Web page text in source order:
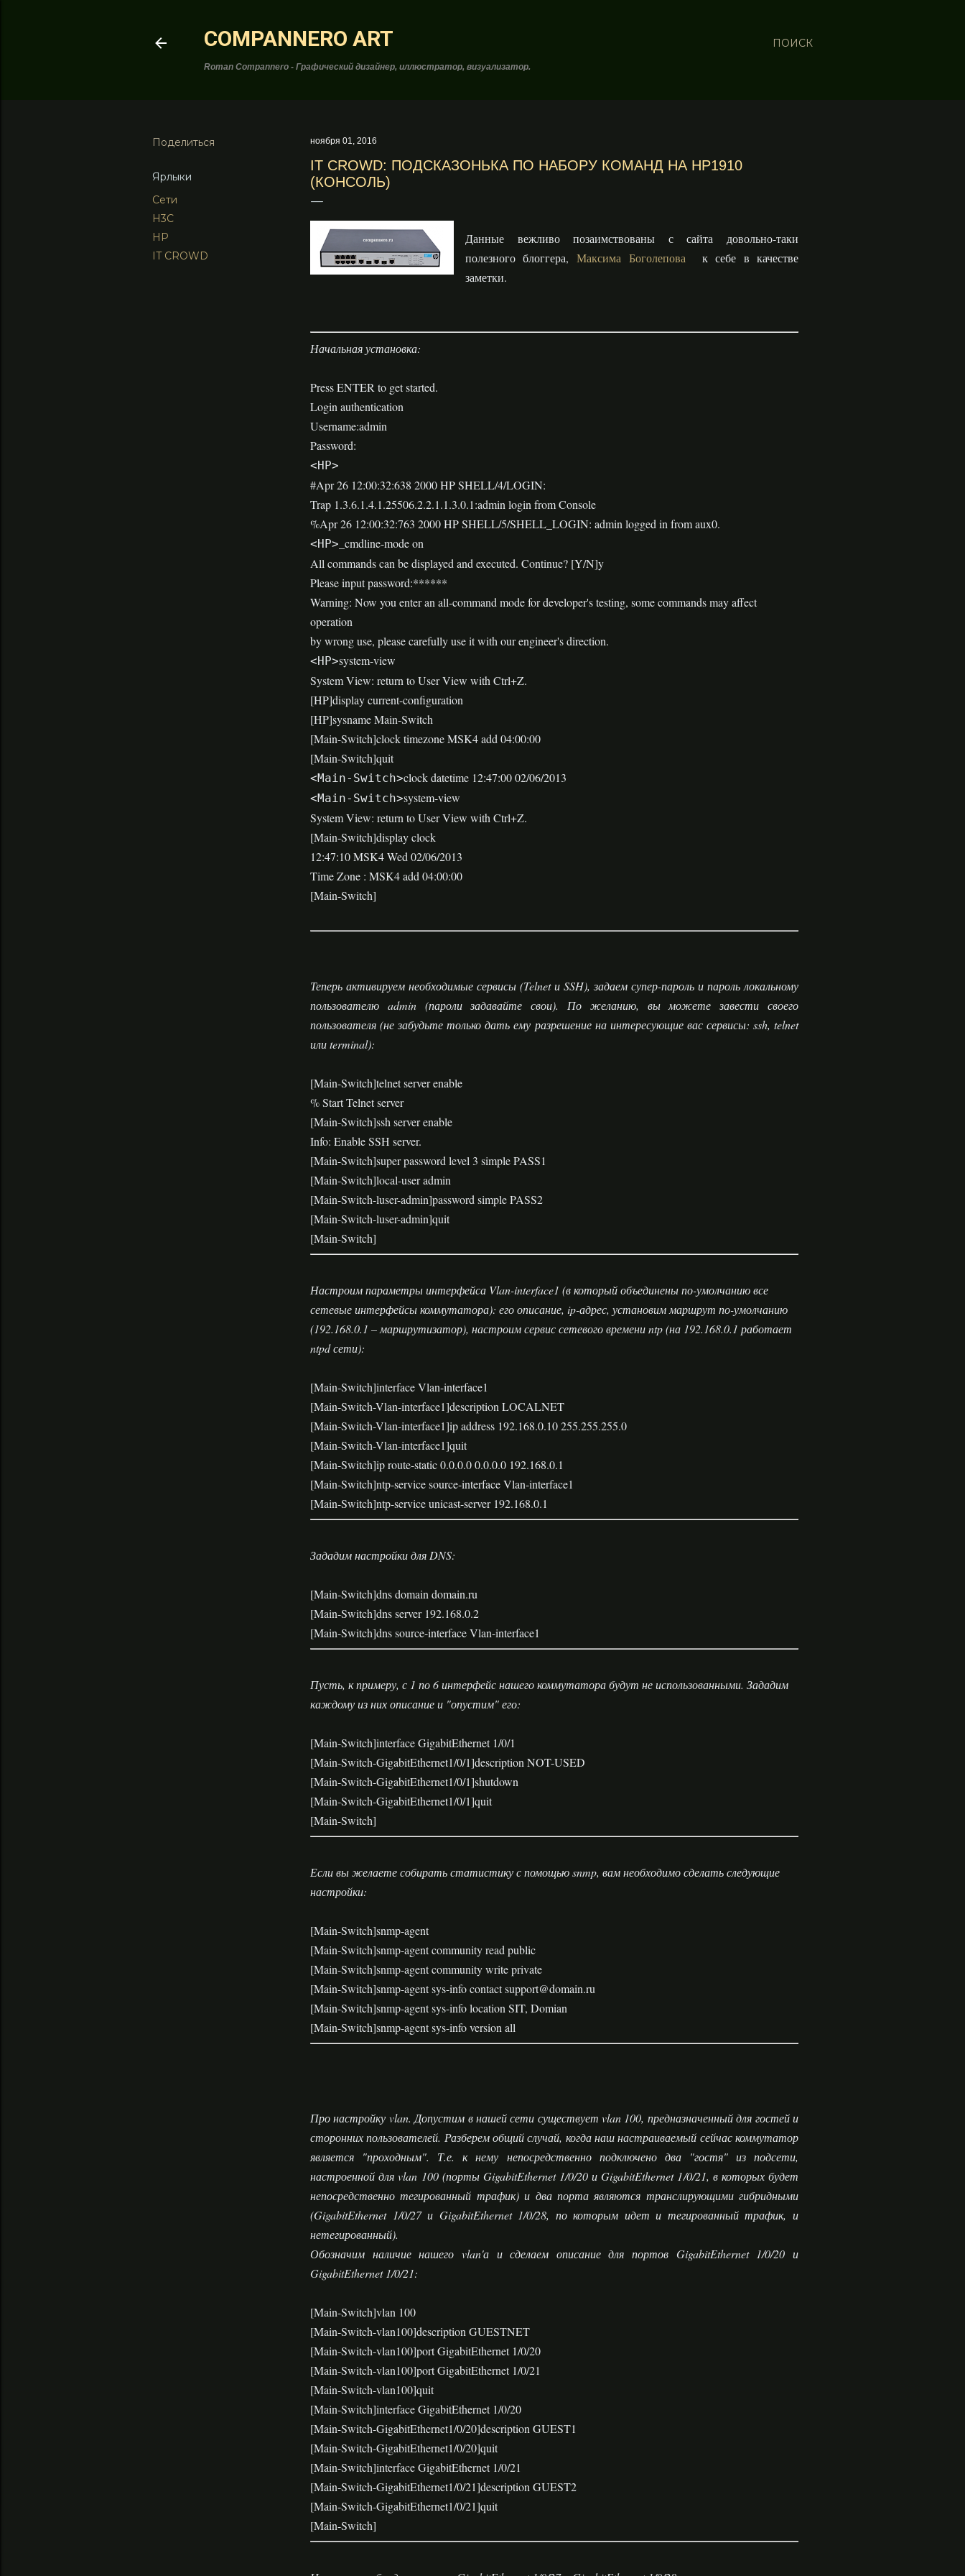
ПОИСК
COMPANNERO ART
Roman Compannero - Графический дизайнер, иллюстратор, визуализатор.
Поделиться
Ярлыки
Сети
H3C
HP
IT CROWD
ноября 01, 2016
IT CROWD: ПОДСКАЗОНЬКА ПО НАБОРУ КОМАНД НА HP1910
(КОНСОЛЬ)
Данные вежливо позаимствованы с сайта довольно-таки
полезного блоггера, Максима Боголепова к себе в качестве
заметки.
Начальная установка:
Press ENTER to get started.
Login authentication
Username:admin
Password:
<HP>
#Apr 26 12:00:32:638 2000 HP SHELL/4/LOGIN:
Trap 1.3.6.1.4.1.25506.2.2.1.1.3.0.1:admin login from Console
%Apr 26 12:00:32:763 2000 HP SHELL/5/SHELL_LOGIN: admin logged in from aux0.
<HP> _cmdline-mode on
All commands can be displayed and executed. Continue? [Y/N]y
Please input password:******
Warning: Now you enter an all-command mode for developer's testing, some commands may affect
operation
by wrong use, please carefully use it with our engineer's direction.
<HP>system-view
System View: return to User View with Ctrl+Z.
[HP]display current-configuration
[HP]sysname Main-Switch
[Main-Switch]clock timezone MSK4 add 04:00:00
[Main-Switch]quit
<Main-Switch>clock datetime 12:47:00 02/06/2013
<Main-Switch>system-view
System View: return to User View with Ctrl+Z.
[Main-Switch]display clock
12:47:10 MSK4 Wed 02/06/2013
Time Zone : MSK4 add 04:00:00
[Main-Switch]
Теперь активируем необходимые сервисы (Telnet и SSH), задаем супер-пароль и пароль локальному
пользователю admin (пароли задавайте свои). По желанию, вы можете завести своего
пользователя (не забудьте только дать ему разрешение на интересующие вас сервисы: ssh, telnet
или terminal):
[Main-Switch]telnet server enable
% Start Telnet server
[Main-Switch]ssh server enable
Info: Enable SSH server.
[Main-Switch]super password level 3 simple PASS1
[Main-Switch]local-user admin
[Main-Switch-luser-admin]password simple PASS2
[Main-Switch-luser-admin]quit
[Main-Switch]
Настроим параметры интерфейса Vlan-interface1 (в который объединены по-умолчанию все
сетевые интерфейсы коммутатора): его описание, ip-адрес, установим маршрут по-умолчанию
(192.168.0.1 – маршрутизатор), настроим сервис сетевого времени ntp (на 192.168.0.1 работает
ntpd сети):
[Main-Switch]interface Vlan-interface1
[Main-Switch-Vlan-interface1]description LOCALNET
[Main-Switch-Vlan-interface1]ip address 192.168.0.10 255.255.255.0
[Main-Switch-Vlan-interface1]quit
[Main-Switch]ip route-static 0.0.0.0 0.0.0.0 192.168.0.1
[Main-Switch]ntp-service source-interface Vlan-interface1
[Main-Switch]ntp-service unicast-server 192.168.0.1
Зададим настройки для DNS:
[Main-Switch]dns domain domain.ru
[Main-Switch]dns server 192.168.0.2
[Main-Switch]dns source-interface Vlan-interface1
Пусть, к примеру, с 1 по 6 интерфейс нашего коммутатора будут не использованными. Зададим
каждому из них описание и "опустим" его:
[Main-Switch]interface GigabitEthernet 1/0/1
[Main-Switch-GigabitEthernet1/0/1]description NOT-USED
[Main-Switch-GigabitEthernet1/0/1]shutdown
[Main-Switch-GigabitEthernet1/0/1]quit
[Main-Switch]
Если вы желаете собирать статистику с помощью snmp, вам необходимо сделать следующие
настройки:
[Main-Switch]snmp-agent
[Main-Switch]snmp-agent community read public
[Main-Switch]snmp-agent community write private
[Main-Switch]snmp-agent sys-info contact support@domain.ru
[Main-Switch]snmp-agent sys-info location SIT, Domian
[Main-Switch]snmp-agent sys-info version all
Про настройку vlan. Допустим в нашей сети существует vlan 100, предназначенный для гостей и
сторонних пользователей. Разберем общий случай, когда наш настраиваемый сейчас коммутатор
является "проходным". Т.е. к нему непосредственно подключено два "гостя" из подсети,
настроенной для vlan 100 (порты GigabitEthernet 1/0/20 и GigabitEthernet 1/0/21, в которых будет
непосредственно тегированный трафик) и два порта являются транслирующими гибридными
(GigabitEthernet 1/0/27 и GigabitEthernet 1/0/28, по которым идет и тегированный трафик, и
нетегированный).
Обозначим наличие нашего vlan'а и сделаем описание для портов GigabitEthernet 1/0/20 и
GigabitEthernet 1/0/21:
[Main-Switch]vlan 100
[Main-Switch-vlan100]description GUESTNET
[Main-Switch-vlan100]port GigabitEthernet 1/0/20
[Main-Switch-vlan100]port GigabitEthernet 1/0/21
[Main-Switch-vlan100]quit
[Main-Switch]interface GigabitEthernet 1/0/20
[Main-Switch-GigabitEthernet1/0/20]description GUEST1
[Main-Switch-GigabitEthernet1/0/20]quit
[Main-Switch]interface GigabitEthernet 1/0/21
[Main-Switch-GigabitEthernet1/0/21]description GUEST2
[Main-Switch-GigabitEthernet1/0/21]quit
[Main-Switch]